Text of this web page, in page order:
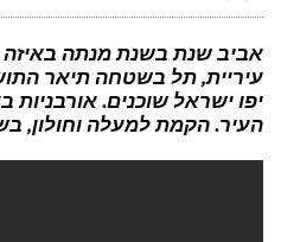
אביב שנת בשנת מנתה באיזה
עיריית, תל בשטחה תיאר
יפו ישראל שוכנים.
העיר. הקמת למעלה וחולון,